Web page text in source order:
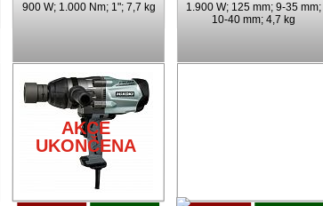
900 W; 1.000 Nm; 1"; 7,7 kg
AKCE
UKONČENA
1.900 W; 125 mm; 9-35 mm;
10-40 mm; 4,7 kg